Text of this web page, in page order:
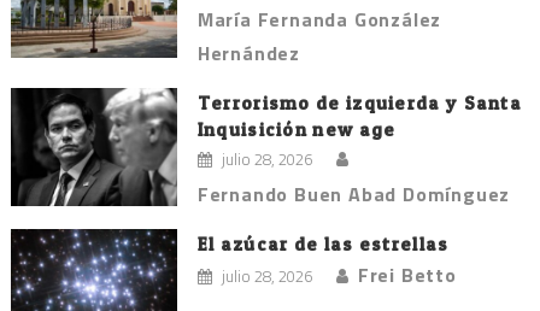
María Fernanda González
Hernández
Terrorismo de izquierda y Santa
Inquisición new age
julio 28, 2026
Fernando Buen Abad Domínguez
El azúcar de las estrellas
julio 28, 2026 Frei Betto